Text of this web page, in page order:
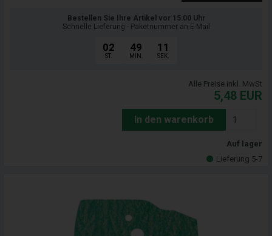
Bestellen Sie Ihre Artikel vor 15:00 Uhr
Schnelle Lieferung - Paketnummer an E-Mail
02
ST.
49
MIN.
09
SEK.
Alle Preise inkl. MwSt
5,48 EUR
In den warenkorb
Auf lager
Lieferung 5-7